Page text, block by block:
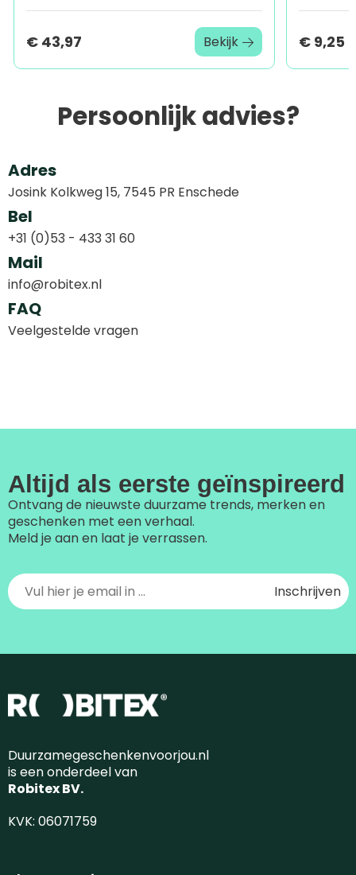
€ 43,97 Bekijk € 9,25
Persoonlijk advies?
Adres
Josink Kolkweg 15, 7545 PR Enschede
Bel
+31 (0)53 - 433 31 60
Mail
info@robitex.nl
FAQ
Veelgestelde vragen
Altijd als eerste geïnspireerd
Ontvang de nieuwste duurzame trends, merken en
geschenken met een verhaal.
Meld je aan en laat je verrassen.
Duurzamegeschenkenvoorjou.nl
is een onderdeel van
Robitex BV.
KVK: 06071759